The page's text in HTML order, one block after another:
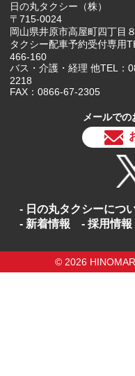
日の丸タクシー（株）
〒715-0024
岡山県井原市高屋町四丁目
タクシー配車予約受付専用
466-160
バス・介護・経理 他TEL：
2218
FAX：0866-67-2305
メールでの
日の丸タクシーにつ
新着情報
採用情報
© 2026